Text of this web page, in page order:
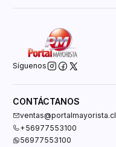
Síguenos
CONTÁCTANOS
ventas@portalmayorista.cl
+56977553100
56977553100